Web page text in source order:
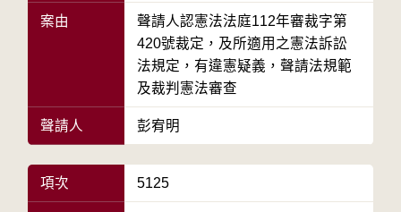
案由
聲請人認憲法法庭112年審裁字第
420號裁定，及所適用之憲法訴訟
法規定，有違憲疑義，聲請法規範
及裁判憲法審查
聲請人 彭宥明
項次 5125